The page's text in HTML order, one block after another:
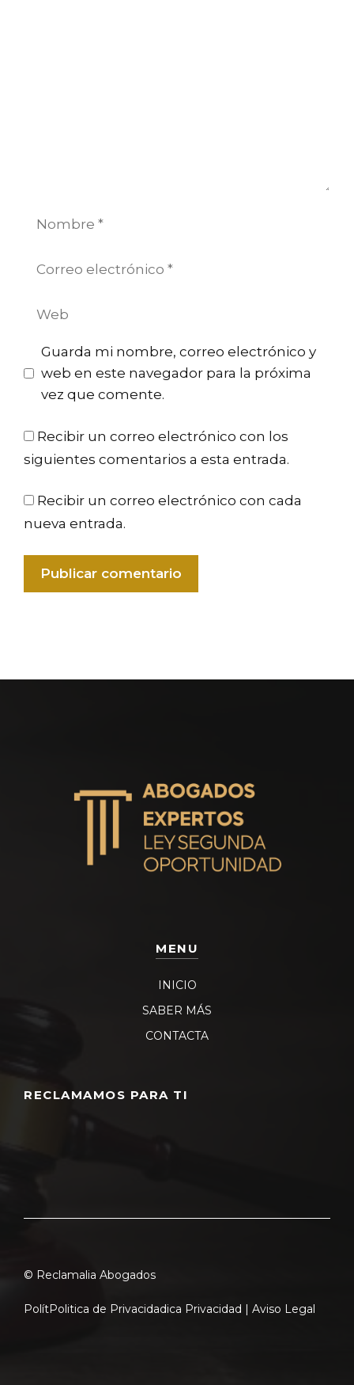
Nombre
Correo
Web
Guarda mi nombre, correo electrónico y
web en este navegador para la próxima
vez que comente.
Recibir un correo electrónico con los
siguientes comentarios a esta entrada.
Recibir un correo electrónico con cada
nueva entrada.
MENU
INICIO
SABER MÁS
CONTACTA
RECLAMAMOS PARA TI
© Reclamalia Abogados
PolítPolitica de Privacidadica Privacidad | Aviso Legal